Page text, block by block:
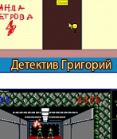
Детектив Григорий